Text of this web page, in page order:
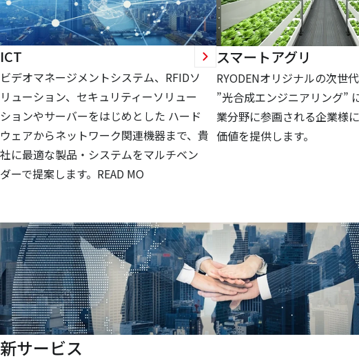
ICT
ビデオマネージメントシステム、RFIDソ
リューション、セキュリティーソリュー
ションやサーバーをはじめとした ハード
ウェアからネットワーク関連機器まで、貴
社に最適な製品・システムをマルチベン
ダーで提案します。READ MO
スマートアグリ
RYODENオリジナルの次世
”光合成エンジニアリング”
業分野に参画される企業様
価値を提供します。
新サービス